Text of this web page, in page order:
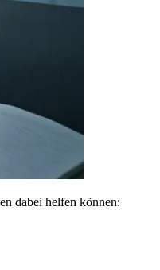
dabei helfen können: